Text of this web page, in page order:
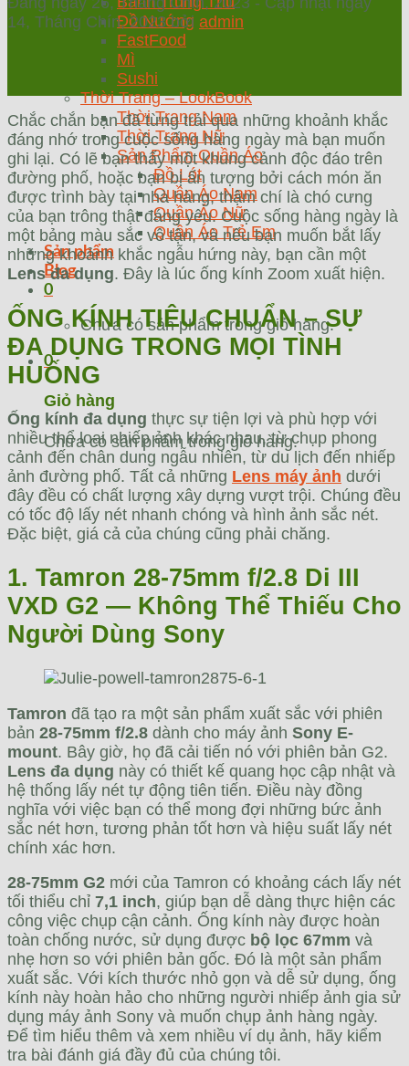
Đồ Nướng
FastFood
Mì
Sushi
Thời Trang – LookBook
Thời Trang Nam
Thời Trang Nữ
Sản Phẩm Quần Áo
Đồ Lót
Quần Áo Nam
Quần Áo Nữ
Quần Áo Trẻ Em
Sản phẩm
Blog
0
Chưa có sản phẩm trong giỏ hàng.
0
Giỏ hàng
Chưa có sản phẩm trong giỏ hàng.
14, Tháng Chín, 2023bởi admin
Chắc chắn bạn đã từng trải qua những khoảnh khắc
đáng nhớ trong cuộc sống hàng ngày mà bạn muốn
ghi lại. Có lẽ bạn thấy một khung cảnh độc đáo trên
đường phố, hoặc bạn bị ấn tượng bởi cách món ăn
được trình bày tại nhà hàng, thậm chí là chó cưng
của bạn trông thật đáng yêu. Cuộc sống hàng ngày là
một bảng màu sắc vô tận, và nếu bạn muốn bắt lấy
những khoảnh khắc ngẫu hứng này, bạn cần một
Lens đa dụng. Đây là lúc ống kính Zoom xuất hiện.
ỐNG KÍNH TIÊU CHUẨN – SỰ
ĐA DỤNG TRONG MỌI TÌNH
HUỐNG
Ống kính đa dụng thực sự tiện lợi và phù hợp với
nhiều thể loại nhiếp ảnh khác nhau, từ chụp phong
cảnh đến chân dung ngẫu nhiên, từ du lịch đến nhiếp
ảnh đường phố. Tất cả những Lens máy ảnh dưới
đây đều có chất lượng xây dựng vượt trội. Chúng đều
có tốc độ lấy nét nhanh chóng và hình ảnh sắc nét.
Đặc biệt, giá cả của chúng cũng phải chăng.
1. Tamron 28-75mm f/2.8 Di III
VXD G2 — Không Thể Thiếu Cho
Người Dùng Sony
Tamron đã tạo ra một sản phẩm xuất sắc với phiên
bản 28-75mm f/2.8 dành cho máy ảnh Sony E-
mount. Bây giờ, họ đã cải tiến nó với phiên bản G2.
Lens đa dụng này có thiết kế quang học cập nhật và
hệ thống lấy nét tự động tiên tiến. Điều này đồng
nghĩa với việc bạn có thể mong đợi những bức ảnh
sắc nét hơn, tương phản tốt hơn và hiệu suất lấy nét
chính xác hơn.
28-75mm G2 mới của Tamron có khoảng cách lấy nét
tối thiểu chỉ 7,1 inch, giúp bạn dễ dàng thực hiện các
công việc chụp cận cảnh. Ống kính này được hoàn
toàn chống nước, sử dụng được bộ lọc 67mm và
nhẹ hơn so với phiên bản gốc. Đó là một sản phẩm
xuất sắc. Với kích thước nhỏ gọn và dễ sử dụng, ống
kính này hoàn hảo cho những người nhiếp ảnh gia sử
dụng máy ảnh Sony và muốn chụp ảnh hàng ngày.
Để tìm hiểu thêm và xem nhiều ví dụ ảnh, hãy kiểm
tra bài đánh giá đầy đủ của chúng tôi.